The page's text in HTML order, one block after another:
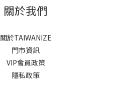
關於我們
關於TAIWANIZE
門市資訊
VIP會員政策
隱私政策